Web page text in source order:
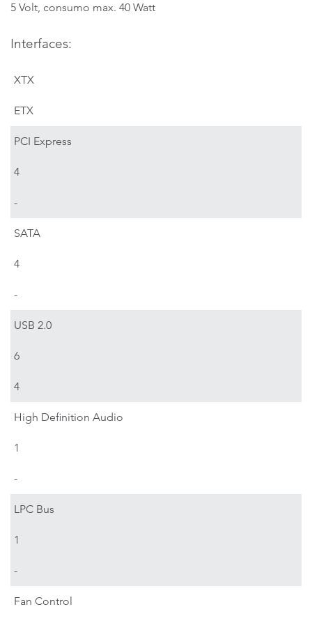
5 Volt, consumo max. 40 Watt
Interfaces:
XTX
ETX
PCI Express
4
-
SATA
4
-
USB 2.0
6
4
High Definition Audio
1
-
LPC Bus
1
-
Fan Control